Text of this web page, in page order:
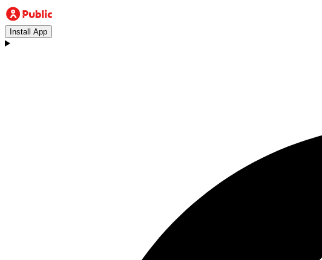
Install App